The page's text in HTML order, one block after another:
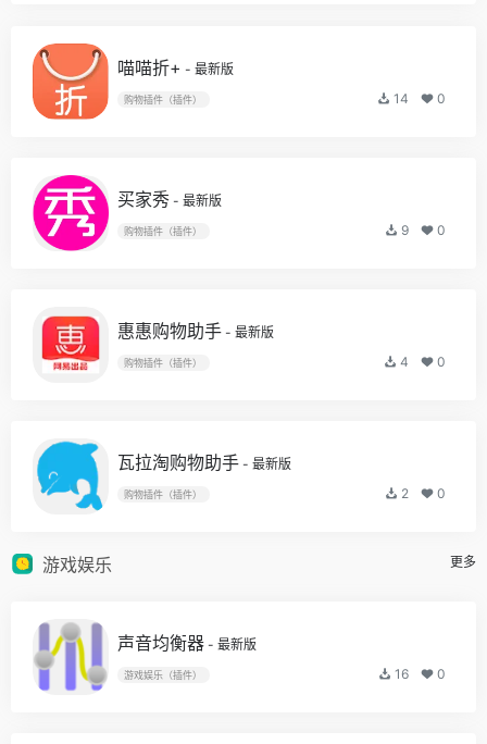
喵喵折+ - 最新版
购物插件（插件） 14 0
买家秀 - 最新版
购物插件（插件） 9 0
惠惠购物助手 - 最新版
购物插件（插件） 4 0
瓦拉淘购物助手 - 最新版
购物插件（插件） 2 0
游戏娱乐 更多
声音均衡器 - 最新版
游戏娱乐（插件） 16 0